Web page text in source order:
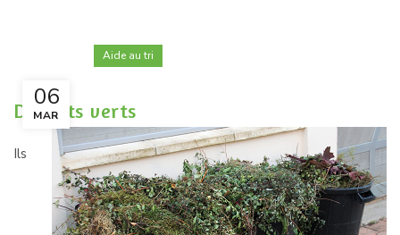
06
MAR
Aide au tri
Déchets verts
Ils